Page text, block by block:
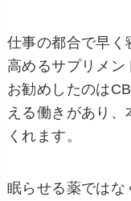
仕事の都合で早く
高めるサプリメ
お勧めしたのは
える働きがあり
くれます。
眠らせる薬ではな